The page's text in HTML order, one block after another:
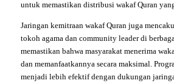
untuk memastikan distribusi wakaf Quran
Jaringan kemitraan wakaf Quran juga
tokoh agama dan community leader di
memastikan bahwa masyarakat menerima
dan memanfaatkannya secara maksimal.
menjadi lebih efektif dengan dukungan